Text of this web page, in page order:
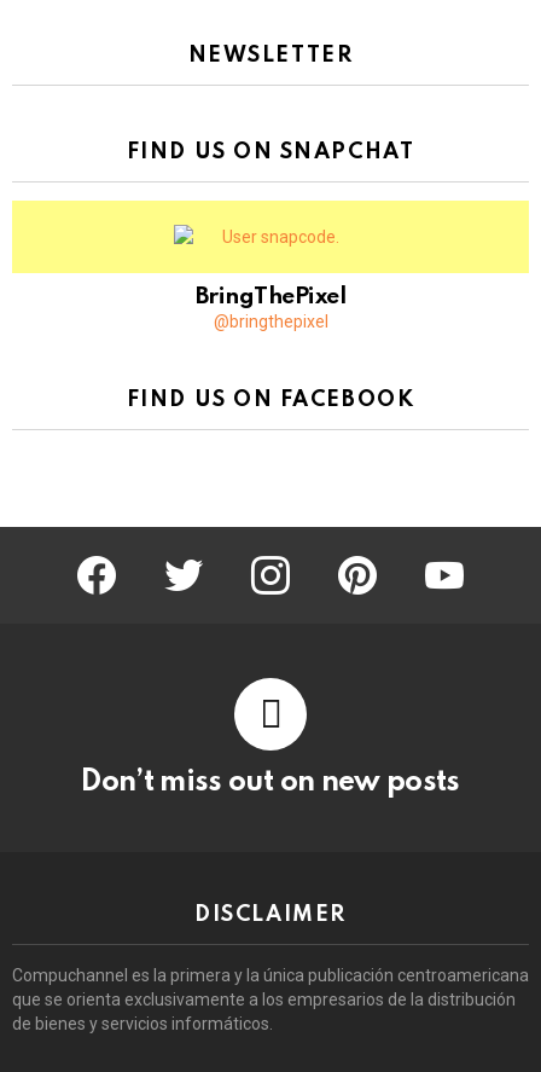
NEWSLETTER
FIND US ON SNAPCHAT
BringThePixel
@bringthepixel
FIND US ON FACEBOOK
facebook twitter instagram pinterest youtube
Don’t miss out on new posts
DISCLAIMER
Compuchannel es la primera y la única publicación centroamericana
que se orienta exclusivamente a los empresarios de la distribución
de bienes y servicios informáticos.